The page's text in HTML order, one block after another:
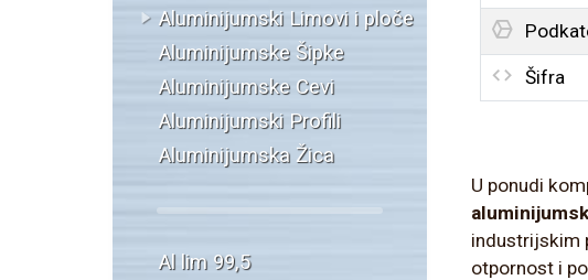
Aluminijumski Limovi i ploče
Aluminijumske Šipke
Aluminijumske Cevi
Aluminijumski Profili
Aluminijumska Žica
Al lim 99,5
Šifra
U ponudi
industrijskim
otpornost i